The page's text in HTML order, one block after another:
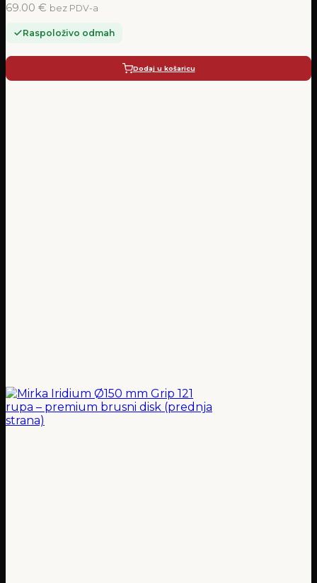
69.00 € bez PDV-a
Raspoloživo odmah
Dodaj u košaricu